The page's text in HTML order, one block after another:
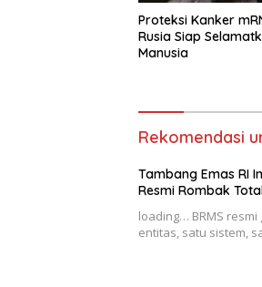
Proteksi Kanker
Rusia Siap
Manusia
Rekomendasi
Tambang Emas RI
Resmi Rombak
loading… BRMS resmi
entitas, satu sistem,